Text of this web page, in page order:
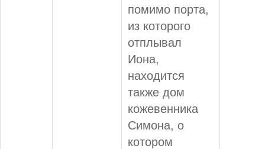
помимо порта,
из которого
отплывал
Иона,
находится
также дом
кожевенника
Симона, о
котором